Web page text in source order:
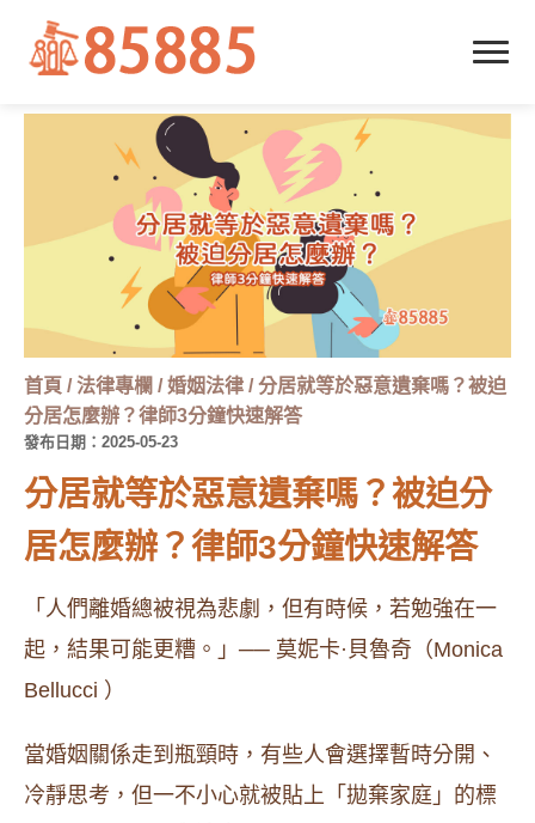
首頁 /法律專欄 /婚姻法律 /分居就等於惡意遺棄嗎？被迫
分居怎麼辦？律師3分鐘快速解答
發布日期：2025-05-23
分居就等於惡意遺棄嗎？被迫分
居怎麼辦？律師3分鐘快速解答
「人們離婚總被視為悲劇，但有時候，若勉強在一
起，結果可能更糟。」── 莫妮卡·貝魯奇（Monica
Bellucci ）
當婚姻關係走到瓶頸時，有些人會選擇暫時分開、
冷靜思考，但一不小心就被貼上「拋棄家庭」的標